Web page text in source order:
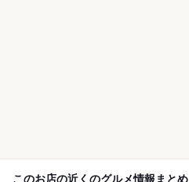
このお店の近くのグルメ情報まとめ